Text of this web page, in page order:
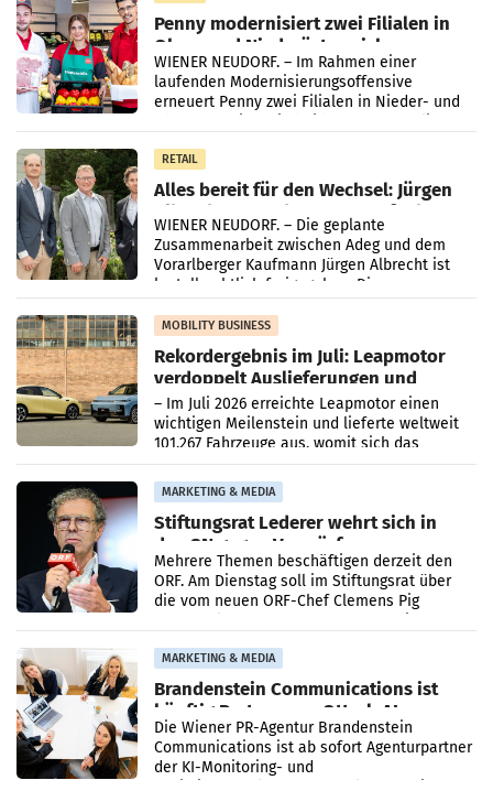
Penny modernisiert zwei Filialen in
Ober- und Niederösterreich
WIENER NEUDORF. – Im Rahmen einer
laufenden Modernisierungsoffensive
erneuert Penny zwei Filialen in Nieder- und
RETAIL
Alles bereit für den Wechsel: Jürgen
Albrecht setzt ab 1.1.2027 auf Adeg
WIENER NEUDORF. – Die geplante
Zusammenarbeit zwischen Adeg und dem
Vorarlberger Kaufmann Jürgen Albrecht ist
kartellrechtlich freigegeben: Die
Bundeswettbewerbsbehörde und der
Bundeskartellanwalt
MOBILITY BUSINESS
Rekordergebnis im Juli: Leapmotor
verdoppelt Auslieferungen und
überschreitet die 100.000er-Marke
– Im Juli 2026 erreichte Leapmotor einen
wichtigen Meilenstein und lieferte weltweit
101.267 Fahrzeuge aus, womit sich das
Ergebnis gegenüber Juli 2025 mehr als
verdoppelte (+102
MARKETING & MEDIA
Stiftungsrat Lederer wehrt sich in
den SN gegen Vorwürfe
Mehrere Themen beschäftigen derzeit den
ORF. Am Dienstag soll im Stiftungsrat über
die vom neuen ORF-Chef Clemens Pig
MARKETING & MEDIA
Brandenstein Communications ist
künftig Partner von OtterlyAI
Die Wiener PR-Agentur Brandenstein
Communications ist ab sofort Agenturpartner
der KI-Monitoring- und